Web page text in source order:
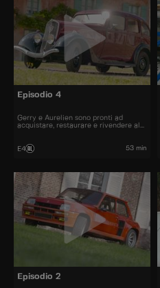
Episodio 4
Gerry e Aurelien sono pronti ad
acquistare, restaurare e rivendere al
E4 53 min
Episodio 2